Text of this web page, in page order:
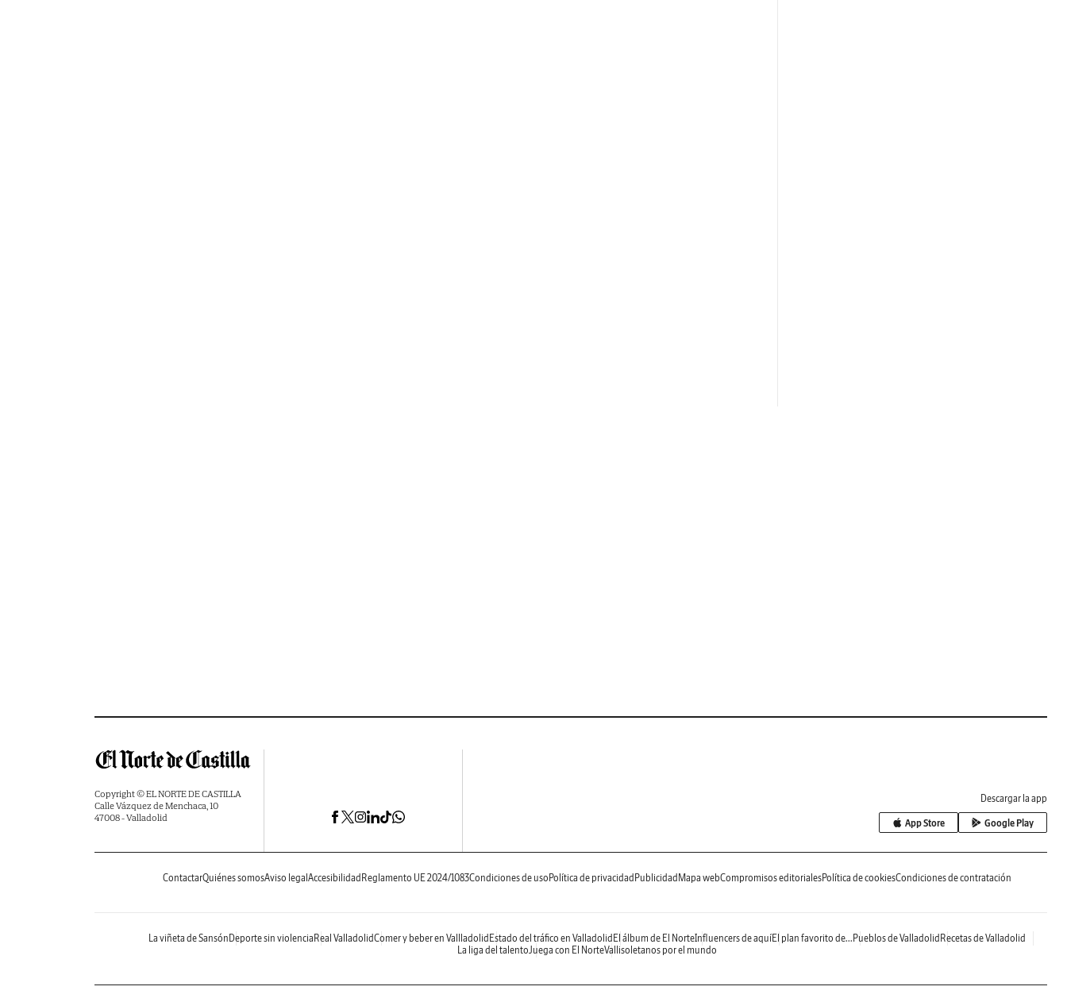
Copyright © EL NORTE DE CASTILLA
Calle Vázquez de Menchaca, 10
47008 - Valladolid
Descargar la app
App Store Google Play
ContactarQuiénes somosAviso legal Accesibilidad Reglamento UE 2024/1083Condiciones de uso Política de privacidad Publicidad Mapa webCompromisos editorialesPolítica de cookiesCondiciones de contratación
La viñeta de Sansón Deporte sin violencia Real ValladolidComer y beber en Vallladolid Estado del tráfico en Valladolid El álbum de El NorteInfluencers de aquíEl plan favorito de... Pueblos de Valladolid Recetas de Valladolid
La liga del talentoJuega con El NorteVallisoletanos por el mundo